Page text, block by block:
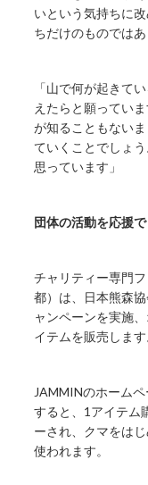
いという気持ちに
ちだけのものではあ
「山で何が起きて
えたらと願ってい
が知ることもない
ていくことでしょ
思っています」
団体の活動を応援
チャリティー専門
都）は、日本熊森
ャンペーンを実施
イテムを販売します
JAMMINのホーム
すると、1アイテム
ーされ、クマをは
使われます。